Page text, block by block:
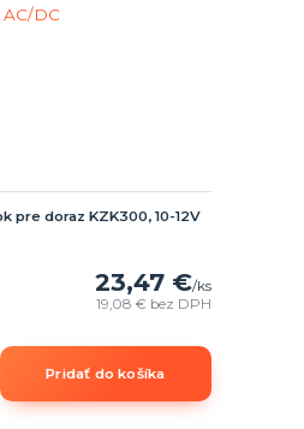
pre doraz KZK300, 10-12V
23,47 €/ks
19,08 € bez DPH
Pridať do košíka